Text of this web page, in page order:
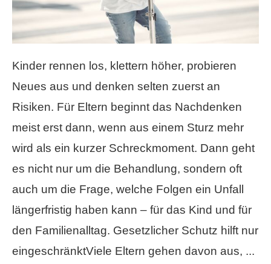
Kinder rennen los, klettern höher, probieren
Neues aus und denken selten zuerst an
Risiken. Für Eltern beginnt das Nachdenken
meist erst dann, wenn aus einem Sturz mehr
wird als ein kurzer Schreckmoment. Dann geht
es nicht nur um die Behandlung, sondern oft
auch um die Frage, welche Folgen ein Unfall
längerfristig haben kann – für das Kind und für
den Familienalltag. Gesetzlicher Schutz hilft nur
eingeschränktViele Eltern gehen davon aus, ...